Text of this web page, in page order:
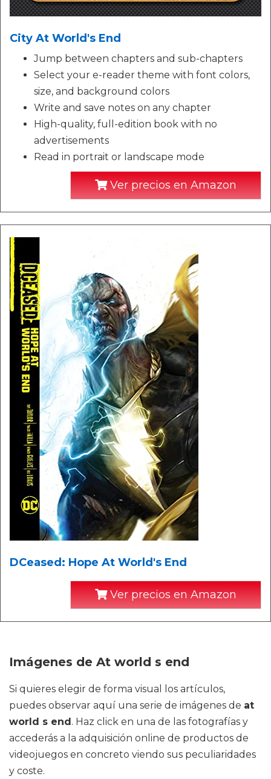
City At World's End
Jump between chapters and sub-chapters
Select your e-reader theme with font colors,
size, and background colors
Write and save notes on any chapter
High-quality, full-edition book with no
advertisements
Read in portrait or landscape mode
Ver precios en Amazon
DCeased: Hope At World's End
Ver precios en Amazon
Imágenes de At world s end
Si quieres elegir de forma visual los artículos,
puedes observar aquí una serie de imágenes de at
world s end. Haz click en una de las fotografías y
accederás a la adquisición online de productos de
videojuegos en concreto viendo sus peculiaridades
y coste.